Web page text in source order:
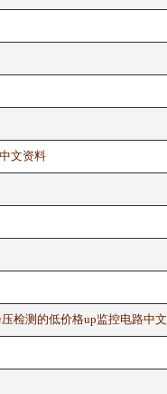
文资料
检测的低价格up监控电路中